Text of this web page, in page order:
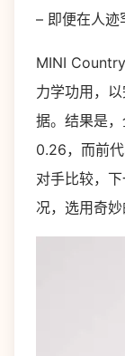
– 即便在人迹
MINI
力学功用，
据。结果是
0.26，而前
对手比较，
况，选用奇妙